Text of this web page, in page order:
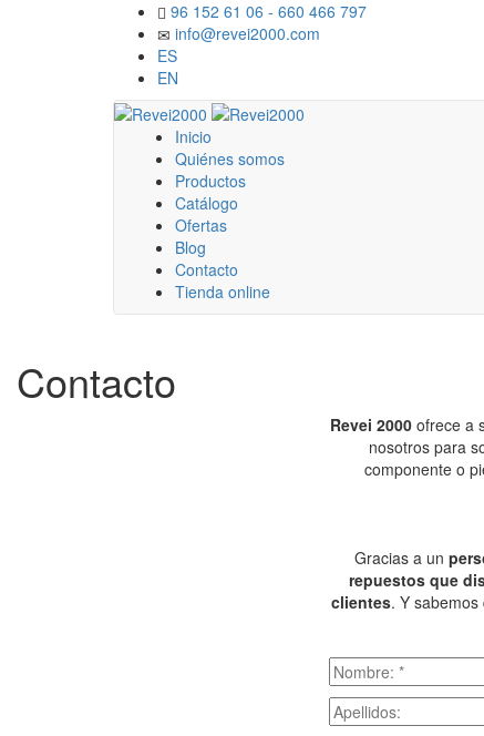
96 152 61 06 - 660 466 797
info@revei2000.com
ES
EN
Inicio
Quiénes somos
Productos
Catálogo
Ofertas
Blog
Contacto
Tienda online
Contacto
Revei 2000 ofrece a
nosotros para
componente o
Gracias a un
repuestos que
clientes. Y sabemos